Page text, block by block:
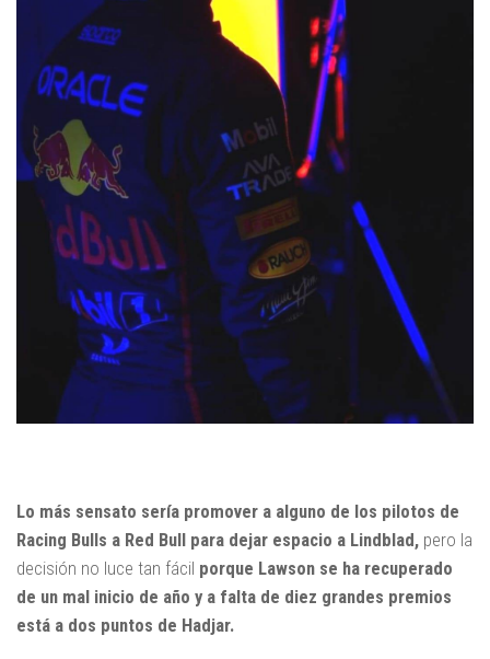
Lo más sensato sería promover a alguno de los pilotos de
Racing Bulls a Red Bull para dejar espacio a Lindblad, pero la
decisión no luce tan fácil porque Lawson se ha recuperado
de un mal inicio de año y a falta de diez grandes premios
está a dos puntos de Hadjar.